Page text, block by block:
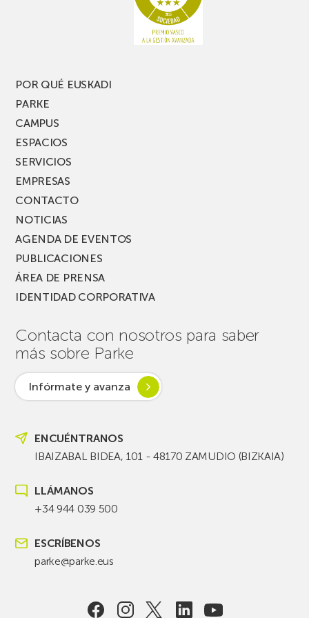
PARKEA
MUSIK
POR QUÉ EUSKADI
PARKE
CAMPUS
ESPACIOS
SERVICIOS
EMPRESAS
CONTACTO
NOTICIAS
AGENDA DE EVENTOS
PUBLICACIONES
ÁREA DE PRENSA
IDENTIDAD CORPORATIVA
Contacta con nosotros para saber
más sobre Parke
Infórmate y avanza
ENCUÉNTRANOS
IBAIZABAL BIDEA, 101 - 48170 ZAMUDIO (BIZKAIA)
LLÁMANOS
+34 944 039 500
ESCRÍBENOS
parke@parke.eus